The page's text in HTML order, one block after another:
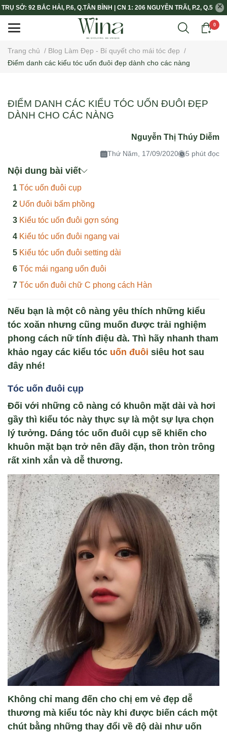
TRỤ SỞ: 92 BẮC HẢI, P.6, Q.TÂN BÌNH | CN 1: 206 NGUYỄN TRÃI, P.2, Q.5
0
Trang chủ / Blog Làm Đẹp - Bí quyết cho mái tóc đẹp /
Điểm danh các kiểu tóc uốn đuôi đẹp dành cho các nàng
ĐIỂM DANH CÁC KIỂU TÓC UỐN ĐUÔI ĐẸP
DÀNH CHO CÁC NÀNG
Nguyễn Thị Thúy Diễm
Thứ Năm, 17/09/2020 5 phút đọc
Nội dung bài viết
Tóc uốn đuôi cụp
Uốn đuôi bấm phồng
Kiểu tóc uốn đuôi gợn sóng
Kiểu tóc uốn đuôi ngang vai
Kiểu tóc uốn đuôi setting dài
Tóc mái ngang uốn đuôi
Tóc uốn đuôi chữ C phong cách Hàn
Nếu bạn là một cô nàng yêu thích những kiểu
tóc xoăn nhưng cũng muốn được trải nghiệm
phong cách nữ tính điệu đà. Thì hãy nhanh tham
khảo ngay các kiểu tóc uốn đuôi siêu hot sau
đây nhé!
Tóc uốn đuôi cụp
Đối với những cô nàng có khuôn mặt dài và hơi
gầy thì kiểu tóc này thực sự là một sự lựa chọn
lý tưởng. Dáng tóc uốn đuôi cụp sẽ khiến cho
khuôn mặt bạn trở nên đầy đặn, thon tròn trông
rất xinh xắn và dễ thương.
Không chỉ mang đến cho chị em vẻ đẹp dễ
thương mà kiểu tóc này khi được biến cách một
chút bằng những thay đổi về độ dài như uốn